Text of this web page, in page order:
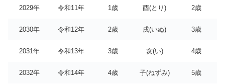
2029年 令和11年 1歳 酉(とり) 2歳
2030年 令和12年 2歳 戌(いぬ) 3歳
2031年 令和13年 3歳 亥(い) 4歳
2032年 令和14年 4歳 子(ねずみ) 5歳